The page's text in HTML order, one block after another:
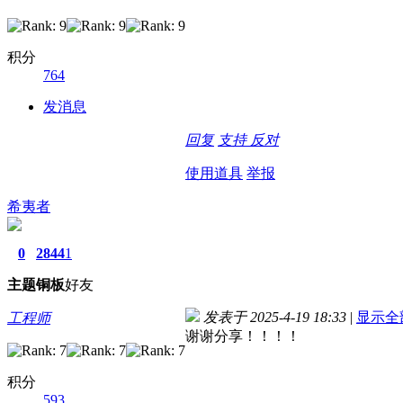
积分
764
发消息
回复 支持 反对
使用道具 举报
希夷者
0
主题
2844
铜板
1
好友
工程师
积分
593
发表于 2025-4-19 18:33 | 显示
谢谢分享！！！！